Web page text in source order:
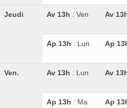
Jeudi Av 13h : Ven Av
Ap 13h : Lun Ap
Ven. Av 13h : Lun Av
Ap 13h : Ma Ap